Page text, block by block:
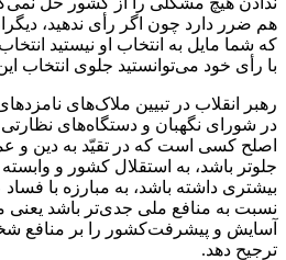
هم ضرر دارد چون اگر رأی ندهید،
که شما مایل به انتخاب او نیستید
با رأی خود می‌توانستید جلوی انتخاب
رهبر انقلاب در تبیین ملاک‌های
در شورای نگهبان و دستگاه‌های نظارتی
اصلح کسی است که در تقیّد به دین و
جلوتر باشد، به استقلال کشور و
بیشتری داشته باشد، به مبارزه با
نسبت به منافع ملی جدی‌تر باشد
آسایش و پیشرفت‌کشور را بر منافع
ترجیح دهد.